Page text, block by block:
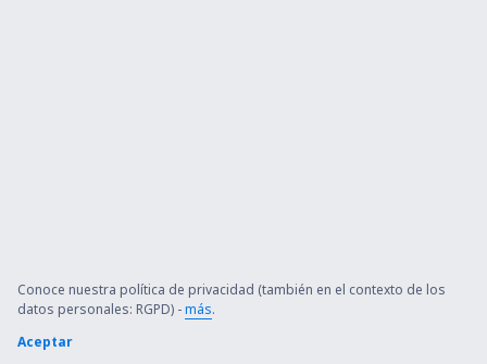
Conoce nuestra política de privacidad (también en el contexto de los
datos personales: RGPD) -más.
Aceptar